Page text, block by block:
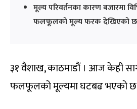
मूल्य परिवर्तनका कारण बजारमा
फलफूलको मूल्य फरक देखिएको
३१ वैशाख, काठमाडौं । आज केही
फलफूलको मूल्यमा घटबढ भएको छ